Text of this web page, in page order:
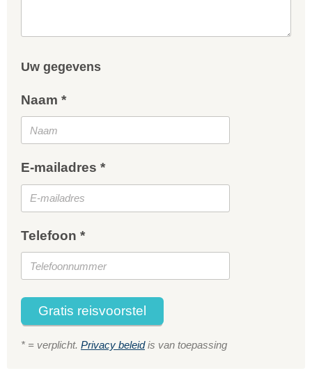
Uw gegevens
Naam *
E-mailadres *
Telefoon *
Gratis reisvoorstel
* = verplicht. Privacy beleidis van toepassing